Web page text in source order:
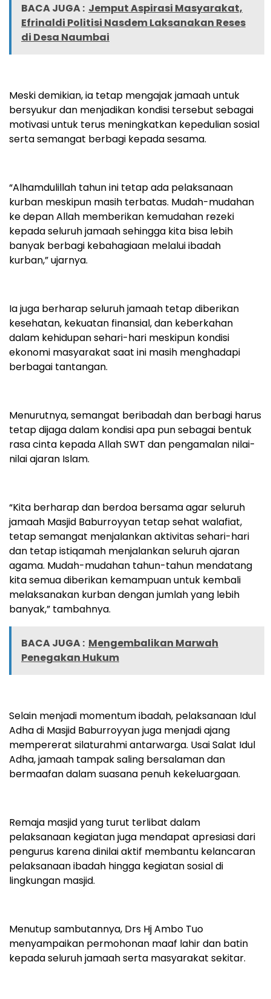
BACA JUGA : Jemput Aspirasi Masyarakat,
Efrinaldi Politisi Nasdem Laksanakan Reses
di Desa Naumbai
Meski demikian, ia tetap mengajak jamaah untuk
bersyukur dan menjadikan kondisi tersebut sebagai
motivasi untuk terus meningkatkan kepedulian sosial
serta semangat berbagi kepada sesama.
“Alhamdulillah tahun ini tetap ada pelaksanaan
kurban meskipun masih terbatas. Mudah-mudahan
ke depan Allah memberikan kemudahan rezeki
kepada seluruh jamaah sehingga kita bisa lebih
banyak berbagi kebahagiaan melalui ibadah
kurban,” ujarnya.
Ia juga berharap seluruh jamaah tetap diberikan
kesehatan, kekuatan finansial, dan keberkahan
dalam kehidupan sehari-hari meskipun kondisi
ekonomi masyarakat saat ini masih menghadapi
berbagai tantangan.
Menurutnya, semangat beribadah dan berbagi harus
tetap dijaga dalam kondisi apa pun sebagai bentuk
rasa cinta kepada Allah SWT dan pengamalan nilai-
nilai ajaran Islam.
“Kita berharap dan berdoa bersama agar seluruh
jamaah Masjid Baburroyyan tetap sehat walafiat,
tetap semangat menjalankan aktivitas sehari-hari
dan tetap istiqamah menjalankan seluruh ajaran
agama. Mudah-mudahan tahun-tahun mendatang
kita semua diberikan kemampuan untuk kembali
melaksanakan kurban dengan jumlah yang lebih
banyak,” tambahnya.
BACA JUGA : Mengembalikan Marwah
Penegakan Hukum
Selain menjadi momentum ibadah, pelaksanaan Idul
Adha di Masjid Baburroyyan juga menjadi ajang
mempererat silaturahmi antarwarga. Usai Salat Idul
Adha, jamaah tampak saling bersalaman dan
bermaafan dalam suasana penuh kekeluargaan.
Remaja masjid yang turut terlibat dalam
pelaksanaan kegiatan juga mendapat apresiasi dari
pengurus karena dinilai aktif membantu kelancaran
pelaksanaan ibadah hingga kegiatan sosial di
lingkungan masjid.
Menutup sambutannya, Drs Hj Ambo Tuo
menyampaikan permohonan maaf lahir dan batin
kepada seluruh jamaah serta masyarakat sekitar.